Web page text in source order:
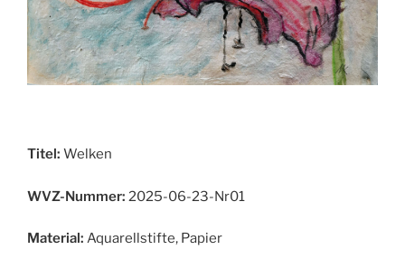
Titel: Welken
WVZ-Nummer: 2025-06-23-Nr01
Material: Aquarellstifte, Papier